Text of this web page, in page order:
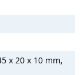
x 20 x 10 mm,